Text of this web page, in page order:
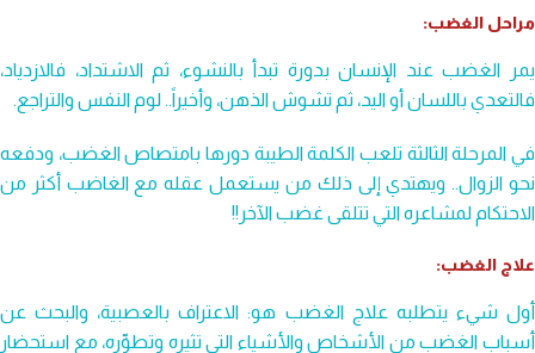
مراحل الغضب:
يمر الغضب عند الإنسان بدورة تبدأ بالنشوء، ثم الاشتداد، فالازدياد،
فالتعدي باللسان أو اليد، ثم تشوش الذهن، وأخيراً.. لوم النفس والتراجع.
في المرحلة الثالثة تلعب الكلمة الطيبة دورها بامتصاص الغضب، ودفعه
نحو الزوال.. ويهتدي إلى ذلك من يستعمل عقله مع الغاضب أكثر من
الاحتكام لمشاعره التي تتلقى غضب الآخر!!
علاج الغضب:
أول شيء يتطلبه علاج الغضب هو: الاعتراف بالعصبية، والبحث عن
أسباب الغضب من الأشخاص والأشياء التي تثيره وتطوِّره، مع استحضار